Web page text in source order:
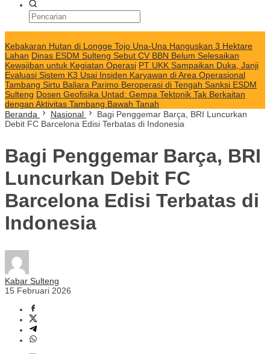
Kebakaran Hutan di Longge Tojo Una-Una Hanguskan 3 Hektare
Lahan Dinas ESDM Sulteng Sebut CV BBN Belum Selesaikan
Kewajiban untuk Kegiatan Operasi PT UKK Sampaikan Duka, Janji
Evaluasi Sistem K3 Usai Insiden Karyawan di Area Operasional
Tambang Sirtu Baliara Parimo Beroperasi di Tengah Sanksi ESDM
Sulteng Dosen Geofisika Untad: Gempa Tektonik Tak Berkaitan
dengan Aktivitas Tambang Bawah Tanah
Beranda
Nasional
Bagi Penggemar Barça, BRI Luncurkan
Debit FC Barcelona Edisi Terbatas di Indonesia
Bagi Penggemar Barça, BRI
Luncurkan Debit FC
Barcelona Edisi Terbatas di
Indonesia
Kabar Sulteng
15 Februari 2026